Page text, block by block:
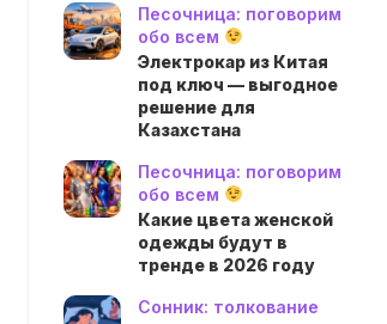
Песочница: поговорим
обо всем
Электрокар из Китая
под ключ — выгодное
решение для
Казахстана
Песочница: поговорим
обо всем
Какие цвета женской
одежды будут в
тренде в 2026 году
Сонник: толкование